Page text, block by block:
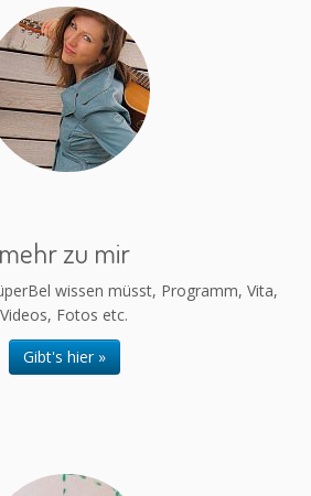
mehr zu mir
wissen müsst, Programm, Vita,
Videos, Fotos etc.
Gibt's hier »